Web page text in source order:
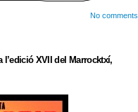
No comments
XVII del Marrocktxí,